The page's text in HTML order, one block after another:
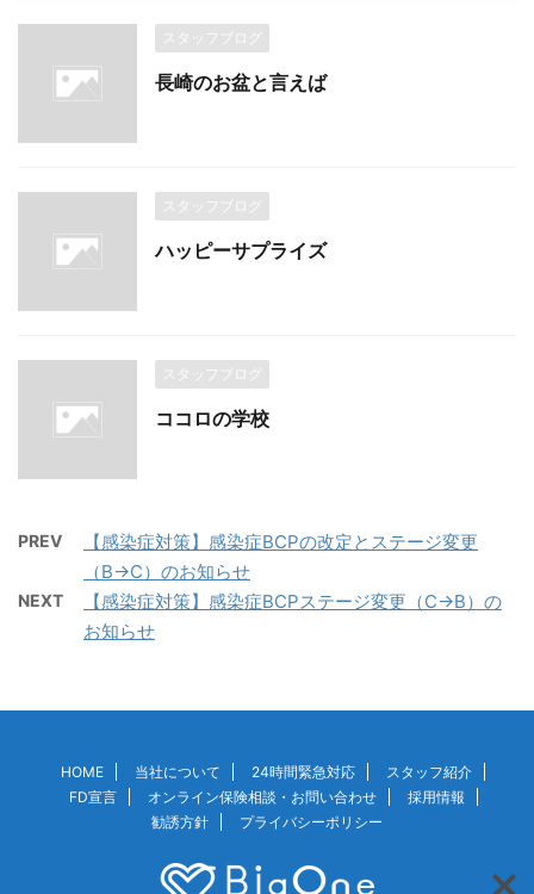
スタッフブログ
長崎のお盆と言えば
スタッフブログ
ハッピーサプライズ
スタッフブログ
ココロの学校
PREV
【感染症対策】感染症BCPの改定とステージ変更
（B→C）のお知らせ
NEXT
【感染症対策】感染症BCPステージ変更（C→B）の
お知らせ
HOME 当社について 24時間緊急対応
スタッフ紹介
FD宣言
オンライン保険相談・お問い合わせ
採用情報
勧誘方針
プライバシーポリシー